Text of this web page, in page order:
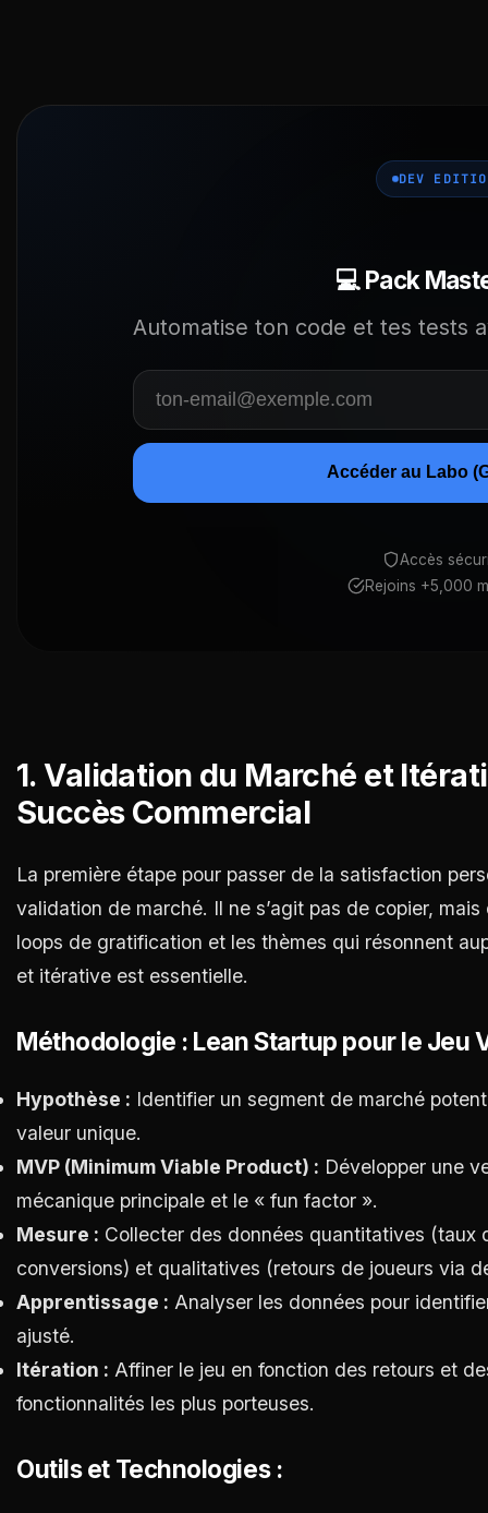
DEV
💻 Pack
Automatise ton code et tes tests
Accéder au Labo
Accès
Rejoins +5,000
1. Validation du Marché et
Succès Commercial
La première étape pour passer de la satisfaction
validation de marché. Il ne s’agit pas de copier,
loops de gratification et les thèmes qui résonnent
et itérative est essentielle.
Méthodologie : Lean Startup pour le Jeu
Hypothèse : Identifier un segment de marché
valeur unique.
MVP (Minimum Viable Product) : Développer une
mécanique principale et le « fun factor ».
Mesure : Collecter des données quantitatives (taux
conversions) et qualitatives (retours de joueurs via
Apprentissage : Analyser les données pour
ajusté.
Itération : Affiner le jeu en fonction des retours et
fonctionnalités les plus porteuses.
Outils et Technologies :